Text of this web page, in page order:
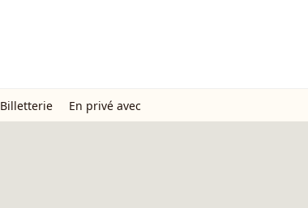
Billetterie En privé avec